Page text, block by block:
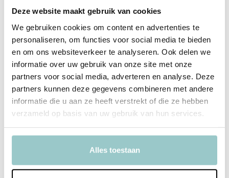
Deze website maakt gebruik van cookies
We gebruiken cookies om content en advertenties te
personaliseren, om functies voor social media te bieden
en om ons websiteverkeer te analyseren. Ook delen we
informatie over uw gebruik van onze site met onze
partners voor social media, adverteren en analyse. Deze
partners kunnen deze gegevens combineren met andere
informatie die u aan ze heeft verstrekt of die ze hebben
verzameld op basis van uw gebruik van hun services.
Alles toestaan
Little Dutch
Little Dutch